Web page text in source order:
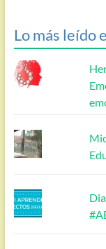
Lo más leído